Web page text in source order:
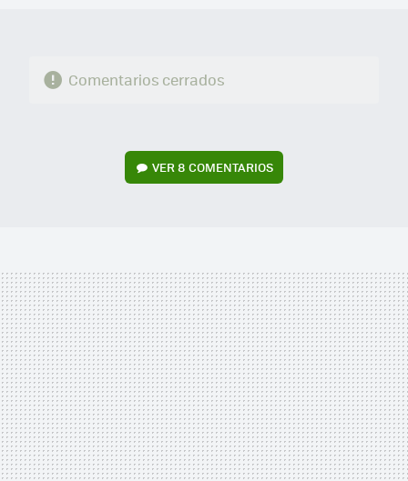
Comentarios cerrados
VER8 COMENTARIOS